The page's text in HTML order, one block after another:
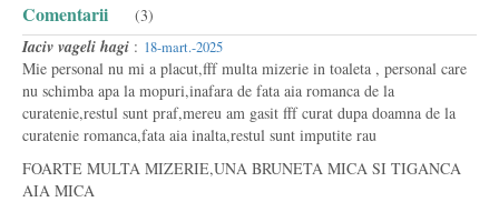
Comentarii (3)
Iaciv vageli hagi : 18-mart.-2025
Mie personal nu mi a placut,fff multa mizerie in toaleta , personal care
nu schimba apa la mopuri,inafara de fata aia romanca de la
curatenie,restul sunt praf,mereu am gasit fff curat dupa doamna de la
curatenie romanca,fata aia inalta,restul sunt imputite rau
FOARTE MULTA MIZERIE,UNA BRUNETA MICA SI TIGANCA
AIA MICA